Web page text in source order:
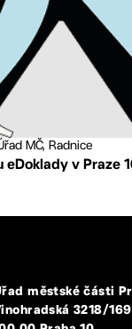
MČ, Radnice
v Praze
městské části
3218/169